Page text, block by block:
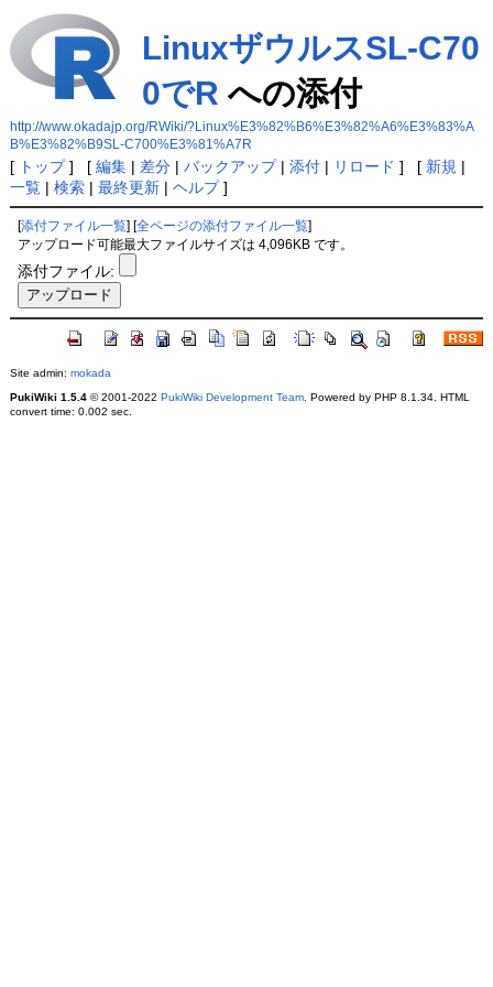
LinuxザウルスSL-C70
0でR への添付
http://www.okadajp.org/RWiki/?Linux%E3%82%B6%E3%82%A6%E3%83%A
B%E3%82%B9SL-C700%E3%81%A7R
[ トップ] [ 編集| 差分| バックアップ| 添付| リロード ] [ 新規 |
一覧| 検索| 最終更新| ヘルプ]
[添付ファイル一覧 ] [全ページの添付ファイル一覧
アップロード可能最大ファイルサイズは 4,096KB です。
添付ファイル:
Site admin: mokada
PukiWiki 1.5.4© 2001-2022 PukiWiki Development Team. Powered by PHP 8.1.34. HTML
convert time: 0.002 sec.